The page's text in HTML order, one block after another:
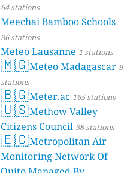
64 stations
Meechai Bamboo Schools
36 stations
Meteo Lausanne 1 stations
🇲🇬Meteo Madagascar 9
stations
🇧🇬Meter.ac 165 stations
🇺🇸Methow Valley
Citizens Council 38 stations
🇪🇨Metropolitan Air
Monitoring Network Of